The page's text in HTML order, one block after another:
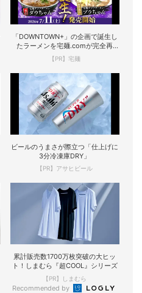
「DOWNTOWN+」の企画で誕生し
たラーメンを宅麺.comが完全再
現！
【PR】宅麺
ビールのうまさが際立つ「仕上げに
3分冷凍庫DRY」
【PR】アサヒビール
累計販売数1700万枚突破の大ヒッ
ト！しまむら『超COOL』シリーズ
【PR】しまむら
Recommended by